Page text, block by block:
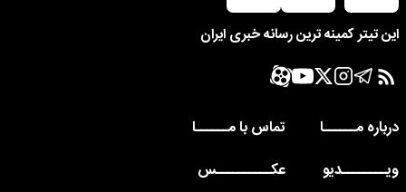
این تیتر کمینه ترین رسانه خبری ایران
درباره مــــــا
تماس با مــــــا
ویــــــــدیو
عکــــــــــس